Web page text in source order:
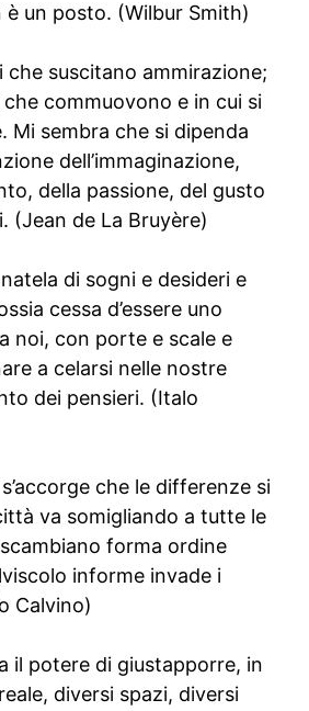
è un posto. (Wilbur Smith)
che suscitano ammirazione;
commuovono e in cui si
Mi sembra che si dipenda
dell’immaginazione,
della passione, del gusto
(Jean de La Bruyère)
di sogni e desideri e
cessa d’essere uno
noi, con porte e scale e
a celarsi nelle nostre
dei pensieri. (Italo
che le differenze si
va somigliando a tutte le
forma ordine
informe invade i
Calvino)
il potere di giustapporre, in
diversi spazi, diversi